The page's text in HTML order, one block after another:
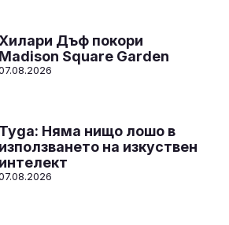
Хилари Дъф покори
Madison Square Garden
Tyga: Няма нищо лошо в
използването на изкуствен
интелект